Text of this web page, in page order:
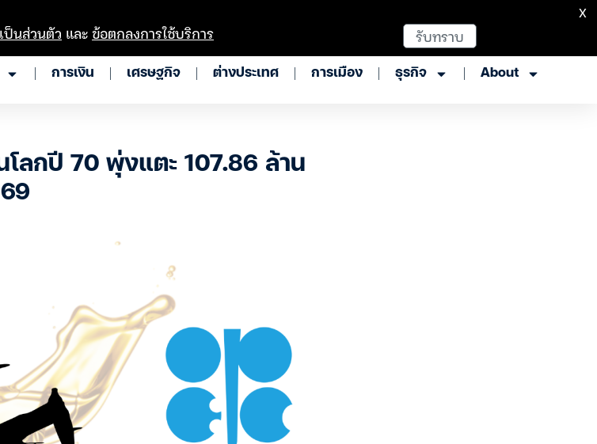
การเงิน เศรษฐกิจ ต่างประเทศ การเมือง ธุรกิจ About
โลกปี 70 พุ่งแตะ 107.86 ล้าน
ป็นส่วนตัว และข้อตกลงการใช้บริการ รับทราบ
X